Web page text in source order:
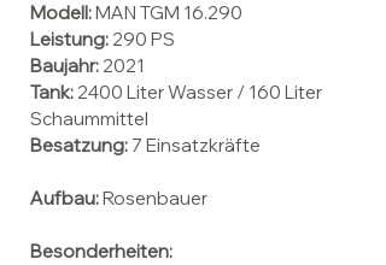
Modell:MAN TGM 16.290
Leistung: 290 PS
Baujahr: 2021
Tank: 2400 Liter Wasser / 160 Liter
Schaummittel
Besatzung: 7 Einsatzkräfte​
Aufbau:Rosenbauer
Besonderheiten: